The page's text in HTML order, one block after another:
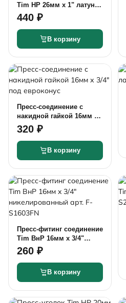
Tim НР 26мм x 1" латунь
арт. F-S2604MN
440 ₽
В корзину
Пресс-соединение с
накидной гайкой 16мм х
3/4" под евроконус
320 ₽
В корзину
Пресс-фитинг соединение
Tim ВнР 16мм x 3/4"
никелированный арт. F-
S1603FN
260 ₽
В корзину